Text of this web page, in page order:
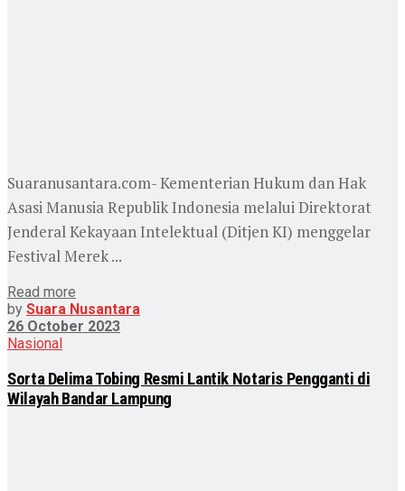
Suaranusantara.com- Kementerian Hukum dan Hak
Asasi Manusia Republik Indonesia melalui Direktorat
Jenderal Kekayaan Intelektual (Ditjen KI) menggelar
Festival Merek ...
Read more
by Suara Nusantara
26 October 2023
Nasional
Sorta Delima Tobing Resmi Lantik Notaris Pengganti di
Wilayah Bandar Lampung